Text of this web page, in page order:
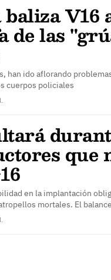
baliza V16
de las
han ido aflorando
cuerpos policiales
que
en la implantación
mortales. El